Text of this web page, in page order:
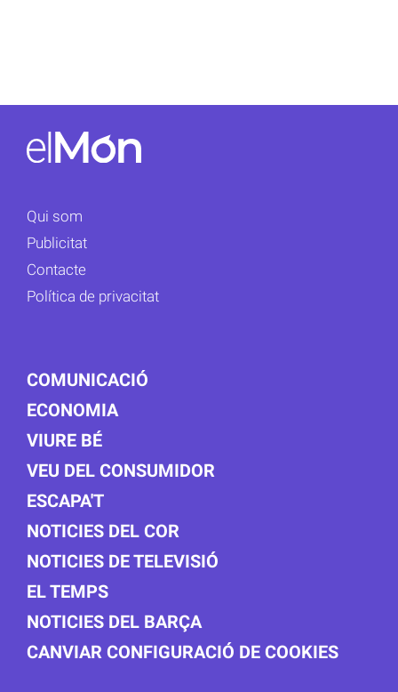
Qui som
Publicitat
Contacte
Política de privacitat
COMUNICACIÓ
ECONOMIA
VIURE BÉ
VEU DEL CONSUMIDOR
ESCAPA'T
NOTICIES DEL COR
NOTICIES DE TELEVISIÓ
EL TEMPS
NOTICIES DEL BARÇA
CANVIAR CONFIGURACIÓ DE COOKIES